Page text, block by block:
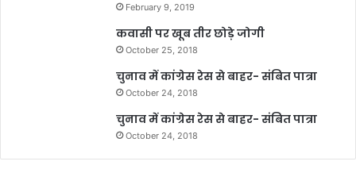
February 9, 2019
कवासी पर खूब तीर छोड़े जोगी
October 25, 2018
चुनाव में कांग्रेस रेस से बाहर- संबित पात्रा
October 24, 2018
चुनाव में कांग्रेस रेस से बाहर- संबित पात्रा
October 24, 2018